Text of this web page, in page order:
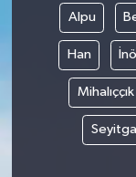
Alpu
Han
Mihalıççık